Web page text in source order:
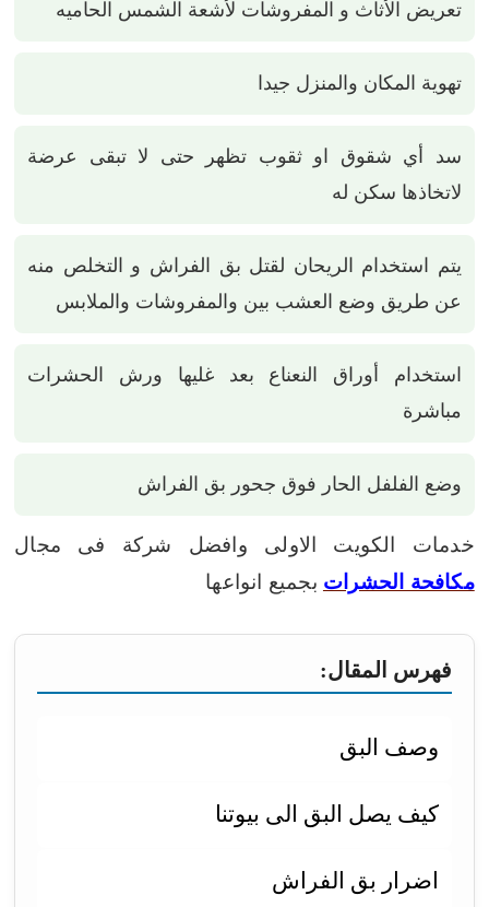
تعريض الأثاث و المفروشات لأشعة الشمس الحاميه
تهوية المكان والمنزل جيدا
سد أي شقوق او ثقوب تظهر حتى لا تبقى عرضة
لاتخاذها سكن له
يتم استخدام الريحان لقتل بق الفراش و التخلص منه
عن طريق وضع العشب بين والمفروشات والملابس
استخدام أوراق النعناع بعد غليها ورش الحشرات
مباشرة
وضع الفلفل الحار فوق جحور بق الفراش
خدمات الكويت الاولى وافضل شركة فى مجال
مكافحة الحشرات بجميع انواعها
فهرس المقال:
وصف البق
كيف يصل البق الى بيوتنا
اضرار بق الفراش